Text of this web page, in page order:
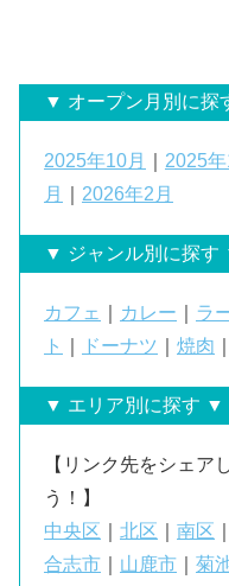
▼ オープン月別に探
2025年10月 2025年
月
2026年2月
▼ ジャンル別に探す
カフェ カレー ラ
ト
ドーナツ 焼肉
▼ エリア別に探す ▼
【リンク先をシェア
う！】
中央区
北区 南区
合志市
山鹿市 菊